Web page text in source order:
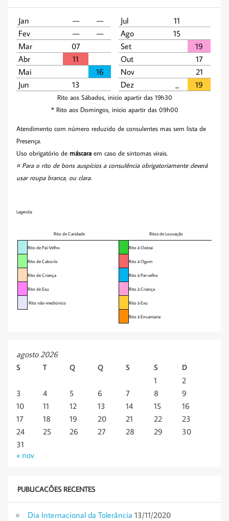
Jan — — Jul
11
Fev
— — Ago
15
Mar
07 Set
19
Abr
11 Out
17
Mai
16 Nov
21
Jun
13 Dez 19
Rito aos Sábados, inicio apartir das 19h30
* Rito aos Domingos, inicio apartir das 09h00
Atendimento com número reduzido de consulentes mas sem lista de
Presença.
Uso obrigatório de máscara em caso de sintomas virais.
¤ Para o rito de bons auspícios a consulência obrigatoriamente deverá
usar roupa branca, ou clara.
Legenda:
Rito de Caridade Ritos de Louvação
Rito de Pai-Velho Rito à Oxóssi
Rito de Caboclo Rito à Ogum
Rito de Criança Rito à Pai-velho
Rito de Exu Rito à Criança
Rito não-mediúnico Rito à Exu
Rito à Encantaria
agosto 2026
S T Q Q S S D
1
2
3
4 5 6 7 8
9
10
11 12 13 14 15
16
17
18 19 20 21 22
23
24
25 26 27 28 29
30
31
« nov
PUBLICAÇÕES RECENTES
Dia Internacional da Tolerância 13/11/2020